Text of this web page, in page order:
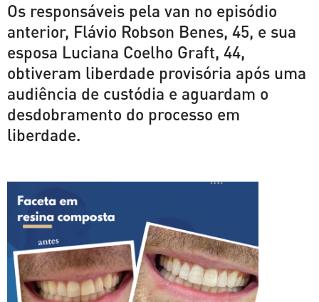
Os responsáveis pela van no episódio
anterior, Flávio Robson Benes, 45, e sua
esposa Luciana Coelho Graft, 44,
obtiveram liberdade provisória após uma
audiência de custódia e aguardam o
desdobramento do processo em
liberdade.